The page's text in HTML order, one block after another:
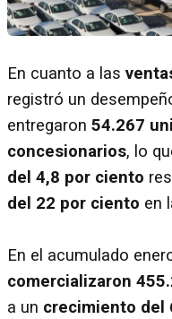
En cuanto a las
registró un
entregaron 54.267
concesionarios, lo
del 4,8 por ciento
del 22 por ciento en
En el acumulado
comercializaron
a un crecimiento del